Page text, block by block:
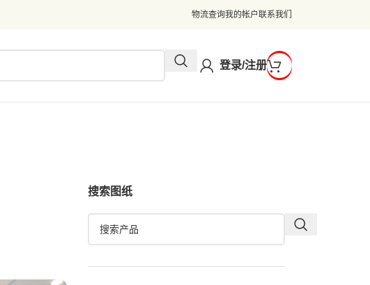
物流查询我的帐户联系我们
登录/注册
搜索图纸